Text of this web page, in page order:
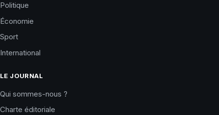
Politique
Économie
Sport
International
LE JOURNAL
Qui sommes-nous ?
Charte éditoriale